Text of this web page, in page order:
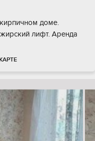
доме.
лифт. Аренда